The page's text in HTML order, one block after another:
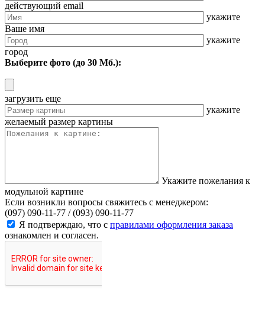
действующий email
укажите
Ваше имя
укажите
город
Выберите фото (до 30 Мб.):
загрузить еще
укажите
желаемый размер картины
Укажите пожелания к
модульной картине
Если возникли вопросы свяжитесь с менеджером:
(097) 090-11-77 /(093) 090-11-77
Я подтверждаю, что с правилами оформления заказа
ознакомлен и согласен.